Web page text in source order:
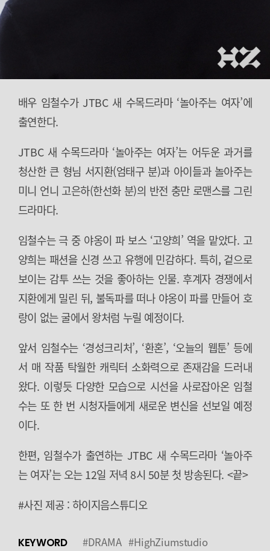
배우 임철수가 JTBC 새 수목드라마 ‘놀아주는 여자’에
출연한다.
JTBC 새 수목드라마 ‘놀아주는 여자’는 어두운 과거를
청산한 큰 형님 서지환(엄태구 분)과 아이들과 놀아주는
미니 언니 고은하(한선화 분)의 반전 충만 로맨스를 그린
드라마다.
임철수는 극 중 야옹이 파 보스 ‘고양희’ 역을 맡았다. 고
양희는 패션을 신경 쓰고 유행에 민감하다. 특히, 겉으로
보이는 감투 쓰는 것을 좋아하는 인물. 후계자 경쟁에서
지환에게 밀린 뒤, 불독파를 떠나 야옹이 파를 만들어 호
랑이 없는 굴에서 왕처럼 누릴 예정이다.
앞서 임철수는 ‘경성크리처’, ‘환혼’, ‘오늘의 웹툰’ 등에
서 매 작품 탁월한 캐릭터 소화력으로 존재감을 드러내
왔다. 이렇듯 다양한 모습으로 시선을 사로잡아온 임철
수는 또 한 번 시청자들에게 새로운 변신을 선보일 예정
이다.
한편, 임철수가 출연하는 JTBC 새 수목드라마 ‘놀아주
는 여자’는 오는 12일 저녁 8시 50분 첫 방송된다. <끝>
#사진 제공 : 하이지음스튜디오
KEYWORD #DRAMA #HighZiumstudio